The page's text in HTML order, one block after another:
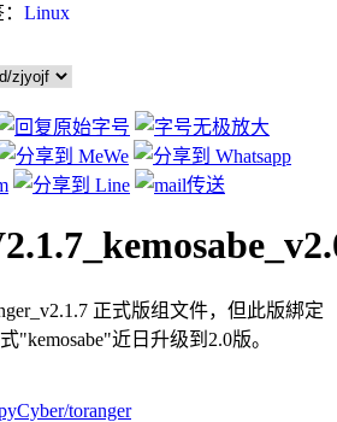
Linux
正式版组文件，但此版綁定
"kemosabe"近日升级到2.0版。
toranger